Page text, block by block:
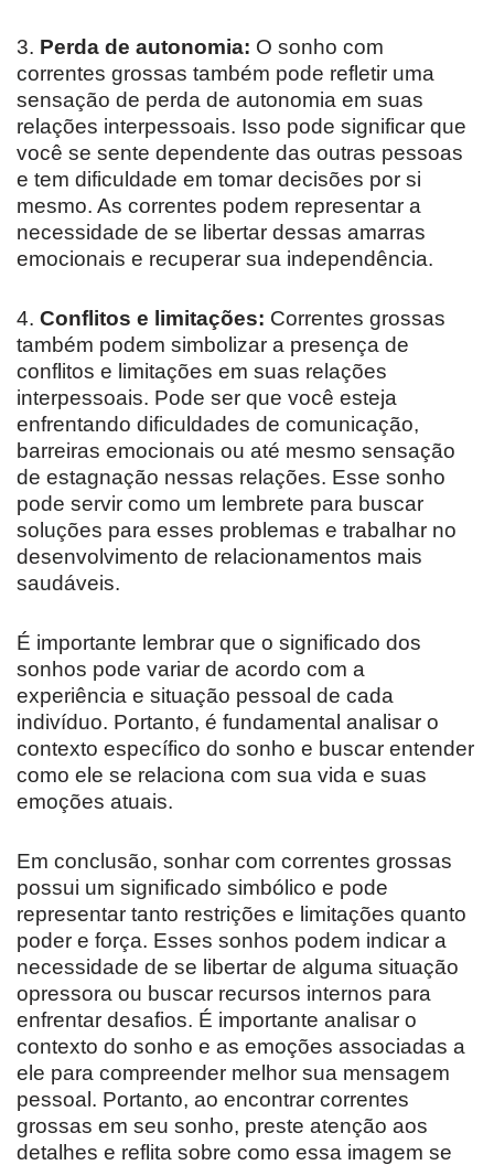
3. Perda de autonomia: O sonho com
correntes grossas também pode refletir uma
sensação de perda de autonomia em suas
relações interpessoais. Isso pode significar que
você se sente dependente das outras pessoas
e tem dificuldade em tomar decisões por si
mesmo. As correntes podem representar a
necessidade de se libertar dessas amarras
emocionais e recuperar sua independência.
4. Conflitos e limitações: Correntes grossas
também podem simbolizar a presença de
conflitos e limitações em suas relações
interpessoais. Pode ser que você esteja
enfrentando dificuldades de comunicação,
barreiras emocionais ou até mesmo sensação
de estagnação nessas relações. Esse sonho
pode servir como um lembrete para buscar
soluções para esses problemas e trabalhar no
desenvolvimento de relacionamentos mais
saudáveis.
É importante lembrar que o significado dos
sonhos pode variar de acordo com a
experiência e situação pessoal de cada
indivíduo. Portanto, é fundamental analisar o
contexto específico do sonho e buscar entender
como ele se relaciona com sua vida e suas
emoções atuais.
Em conclusão, sonhar com correntes grossas
possui um significado simbólico e pode
representar tanto restrições e limitações quanto
poder e força. Esses sonhos podem indicar a
necessidade de se libertar de alguma situação
opressora ou buscar recursos internos para
enfrentar desafios. É importante analisar o
contexto do sonho e as emoções associadas a
ele para compreender melhor sua mensagem
pessoal. Portanto, ao encontrar correntes
grossas em seu sonho, preste atenção aos
detalhes e reflita sobre como essa imagem se